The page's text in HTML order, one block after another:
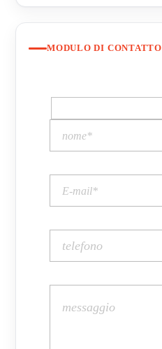
MODULO DI CONTATTO